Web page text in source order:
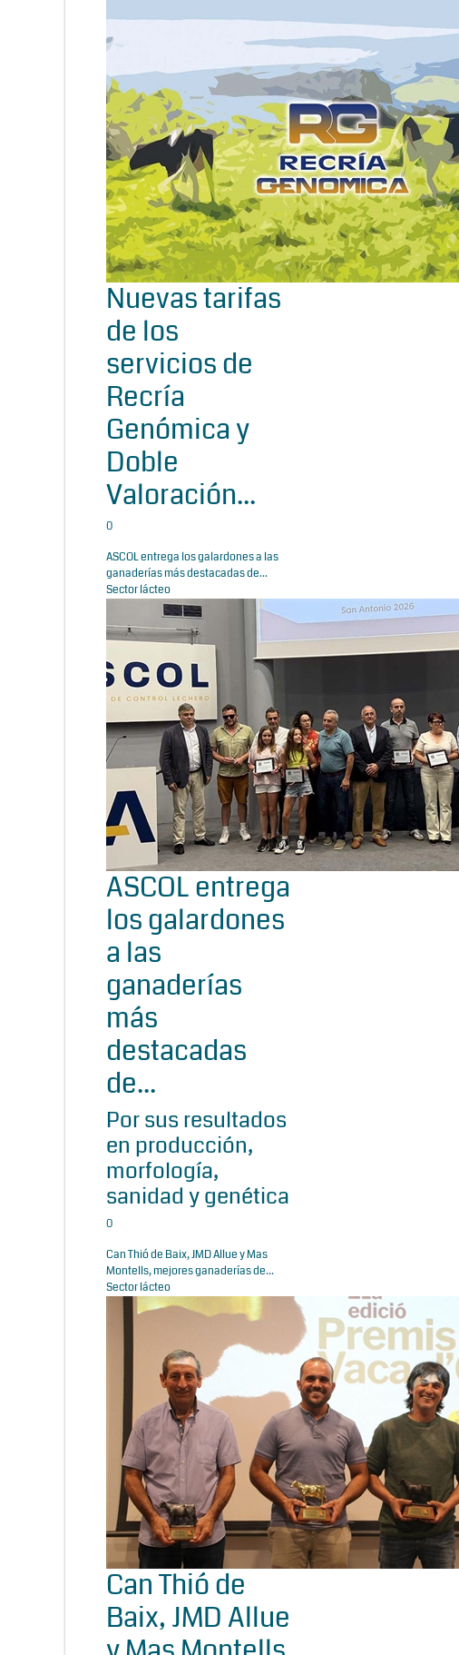
Nuevas tarifas
de los
servicios de
Recría
Genómica y
Doble
Valoración...
0
ASCOL entrega los galardones a las
ganaderías más destacadas de...
Sector lácteo
ASCOL entrega
los galardones
a las
ganaderías
más
destacadas
de...
Por sus resultados
en producción,
morfología,
sanidad y genética
0
Can Thió de Baix, JMD Allue y Mas
Montells, mejores ganaderías de...
Sector lácteo
Can Thió de
Baix, JMD Allue